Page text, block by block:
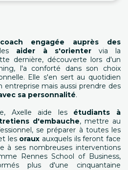
coach engagée auprès des
aider à s'orientervia la
dernière, découverte lors d'un
l'a conforté dans son choix
Elle s'en sert au quotidien
entreprise mais aussi prendre des
sa personnalité.
Axelle aide les étudiants à
d'embauche, mettre au
se préparer à toutes les
les oraux auxquels ils feront face
à ses nombreuses interventions
Rennes School of Business,
plus d'une cinquantaine